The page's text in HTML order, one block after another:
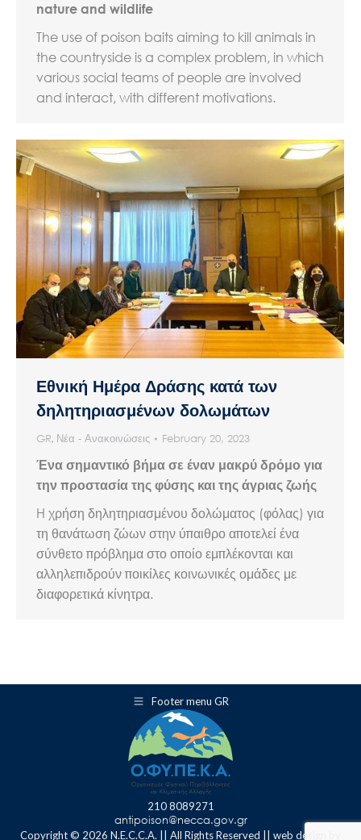
nature and wildlife
The use of poison baits aiming to kill animals in
the countryside is a complex problem, in which
various social teams of people are involved
and interact, with different motivations.
Εθνική Ημέρα Δράσης κατά των
δηλητηριασμένων δολωμάτων
GR, Νέα - Ανακοινώσεις February 20, 2023
Ένα σημαντικό βήμα σε έναν μακρύ δρόμο για
την προστασία της φύσης και της άγριας ζωής
H χρήση δηλητηριασμένου δολώματος (φόλας) για
τη θανάτωση ζώων στην ύπαιθρο αποτελεί ένα
σύνθετο πρόβλημα στο οποίο εμπλέκονται και
αλληλεπιδρούν ποικίλες κοινωνικές ομάδες με
διαφορετικά κίνητρα.
Footer menu GR
210 8089271
antipoison@necca.gov.gr
Copyright © 2026 N.E.C.C.A. || All Rights Reserved || web design by